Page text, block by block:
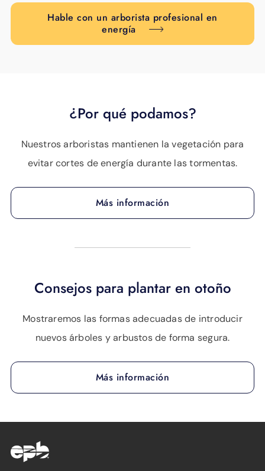
Hable con un arborista profesional en
energía
¿Por qué podamos?
Nuestros arboristas mantienen la vegetación para
evitar cortes de energía durante las tormentas.
Más información
Consejos para plantar en otoño
Mostraremos las formas adecuadas de introducir
nuevos árboles y arbustos de forma segura.
Más información